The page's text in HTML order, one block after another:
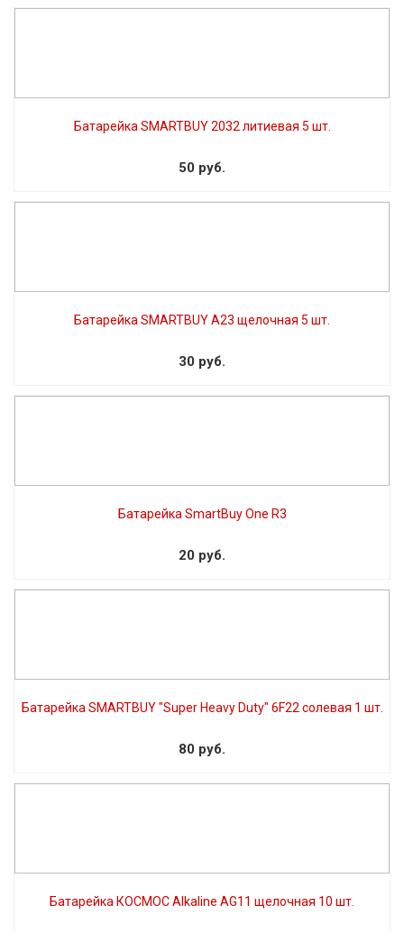
Батарейка SMARTBUY 2032 литиевая 5 шт.
50 руб.
Батарейка SMARTBUY A23 щелочная 5 шт.
30 руб.
Батарейка SmartBuy One R3
20 руб.
Батарейка SMARTBUY "Super Heavy Duty" 6F22 солевая 1 шт.
80 руб.
Батарейка КОСМОС Alkaline АG11 щелочная 10 шт.